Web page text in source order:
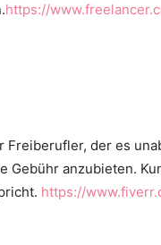
https://
der es
anzubieten.
https://